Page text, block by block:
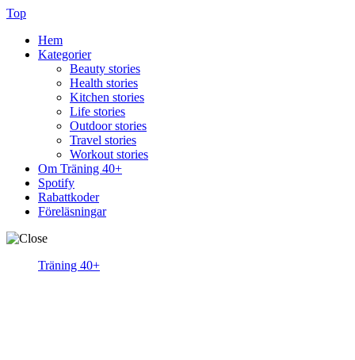
Top
Hem
Kategorier
Beauty stories
Health stories
Kitchen stories
Life stories
Outdoor stories
Travel stories
Workout stories
Om Träning 40+
Spotify
Rabattkoder
Föreläsningar
Träning 40+